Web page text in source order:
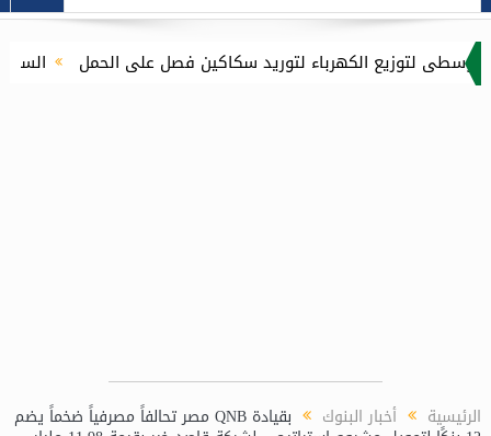
لتوريد سكاكين فصل على الحمل السويدي إليكتريك”
الرئيسية أخبار البنوك بقيادة QNB مصر تحالفاً مصرفياً ضخماً يضم